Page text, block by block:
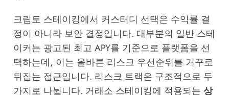
크립토 스테이킹에서 커스터디 선택은 수익률 결
정이 아니라 보안 결정입니다. 대부분의 일반 스테
이커는 광고된 최고 APY를 기준으로 플랫폼을 선
택하는데, 이는 올바른 리스크 우선순위를 거꾸로
뒤집는 접근입니다. 리스크 트랙은 구조적으로 두
가지로 나뉩니다. 거래소 스테이킹에 적용되는 상